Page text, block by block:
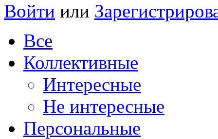
Войти или
Все
Коллективные
Интересные
Не интересные
Персональные